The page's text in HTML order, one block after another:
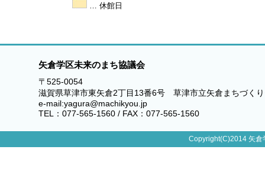
… 休館日
矢倉学区未来のまち協議会
〒525-0054
滋賀県草津市東矢倉2丁目13番6号 草津市立矢倉まちづく
e-mail:yagura@machikyou.jp
TEL：077-565-1560 / FAX：077-565-1560
Copyright(C)2014 矢倉